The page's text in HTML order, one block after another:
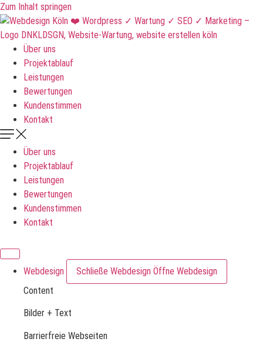
Zum Inhalt springen
Über uns
Projektablauf
Leistungen
Bewertungen
Kundenstimmen
Kontakt
Über uns
Projektablauf
Leistungen
Bewertungen
Kundenstimmen
Kontakt
Webdesign Schließe Webdesign Öffne Webdesign
Content
Bilder + Text
Barrierfreie Webseiten